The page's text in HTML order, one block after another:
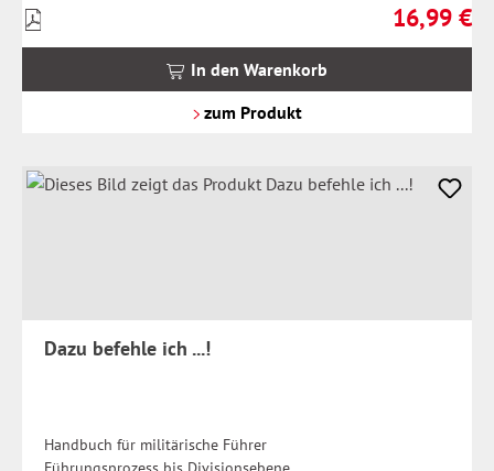
Regulärer
16,99 €
Preise
inkl.
In den Warenkorb
zum Produkt
Dazu befehle ich ...!
Handbuch für militärische Führer